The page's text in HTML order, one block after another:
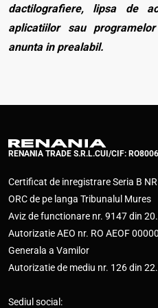
dactilografiere, lipsa de
aplicatiilor sau
anunta in prealabil.
RENANIA TRADE S.R.L.CUI/CIF:
Certificat de inregistrare Seria B
ORC de pe langa Tribunalul Mures
Aviz de functionare nr. 9147 din
Autorizatie AEO nr. RO AEOF
Generala a Vamilor
Autorizatie de mediu nr. 126 din
Sediul social: